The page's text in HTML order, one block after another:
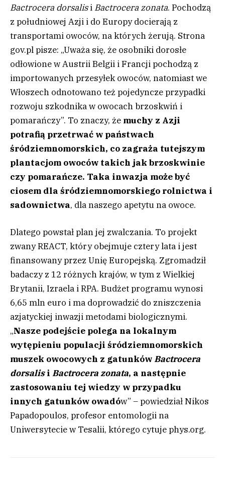
Bactrocera dorsalisi Bactrocera zonata. Pochodzą
z południowej Azji i do Europy docierają z
transportami owoców, na których żerują. Strona
gov.pl pisze: „Uważa się, że osobniki dorosłe
odłowione w Austrii Belgii i Francji pochodzą z
importowanych przesyłek owoców, natomiast we
Włoszech odnotowano też pojedyncze przypadki
rozwoju szkodnika w owocach brzoskwiń i
pomarańczy”. To znaczy, że muchy z Azji
potrafią przetrwać w państwach
śródziemnomorskich, co zagraża tutejszym
plantacjom owoców takich jak brzoskwinie
czy pomarańcze. Taka inwazja może być
ciosem dla śródziemnomorskiego rolnictwa i
sadownictwa, dla naszego apetytu na owoce.
Dlatego powstał plan jej zwalczania. To projekt
zwany REACT, który obejmuje cztery lata i jest
finansowany przez Unię Europejską. Zgromadził
badaczy z 12 różnych krajów, w tym z Wielkiej
Brytanii, Izraela i RPA. Budżet programu wynosi
6,65 mln euro i ma doprowadzić do zniszczenia
azjatyckiej inwazji metodami biologicznymi.
„Nasze podejście polega na lokalnym
wytępieniu populacji śródziemnomorskich
muszek owocowych z gatunkówBactrocera
dorsalisi Bactrocera zonata, a następnie
zastosowaniu tej wiedzy w przypadku
innych gatunków owadów” – powiedział Nikos
Papadopoulos, profesor entomologii na
Uniwersytecie w Tesalii, którego cytuje phys.org.